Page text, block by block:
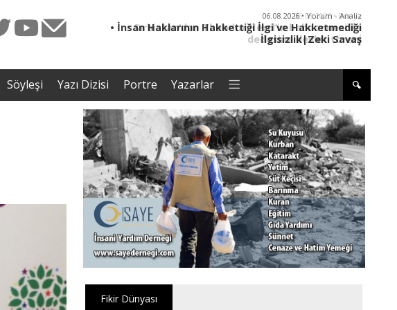
• Yorum - Analiz
Hakketmediği
Savaş
06.08.2026 • Dünya
• Sırbistan’dan Theodor Herzl’in babaannesi ile
dedesine devlet töreni
Söyleşi Yazı Dizisi Portre Yazarlar
Fikir Dünyası